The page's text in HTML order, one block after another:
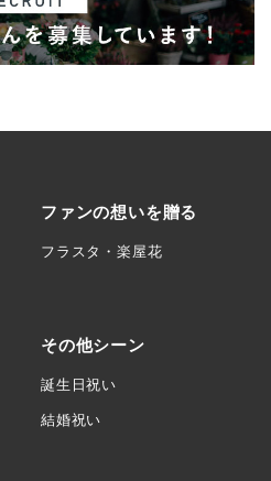
ファンの想いを贈る
フラスタ・楽屋花
その他シーン
誕生日祝い
結婚祝い